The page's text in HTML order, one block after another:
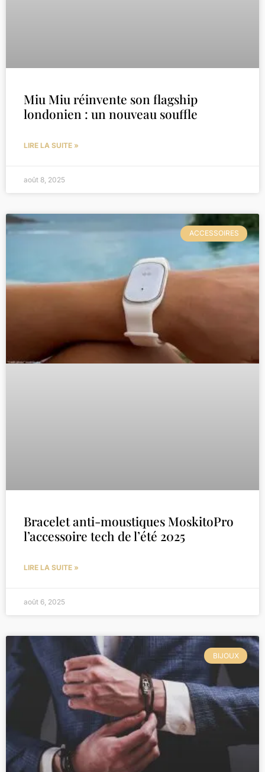
Miu Miu réinvente son flagship
londonien : un nouveau souffle
LIRE LA SUITE »
août 8, 2025
ACCESSOIRES
Bracelet anti-moustiques MoskitoPro
l’accessoire tech de l’été 2025
LIRE LA SUITE »
août 6, 2025
BIJOUX